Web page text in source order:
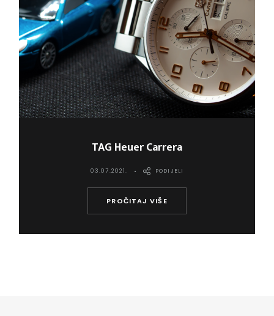
TAG Heuer Carrera
03.07.2021.
PROČITAJ VIŠE
PODIJELI